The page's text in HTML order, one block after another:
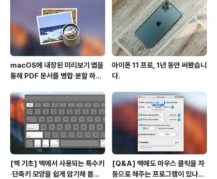
macOS에 내장된 미리보기 앱을
통해 PDF 문서를 병합∙분할 하는
아이폰 11 프로, 1년 동안 써봤습니
다.
[맥 기초] 맥에서 사용되는 특수키
∙단축키 모양을 쉽게 암기해 봅시
[Q&A] 맥에도 마우스 클릭을 자
동으로 해주는 프로그램이 있나